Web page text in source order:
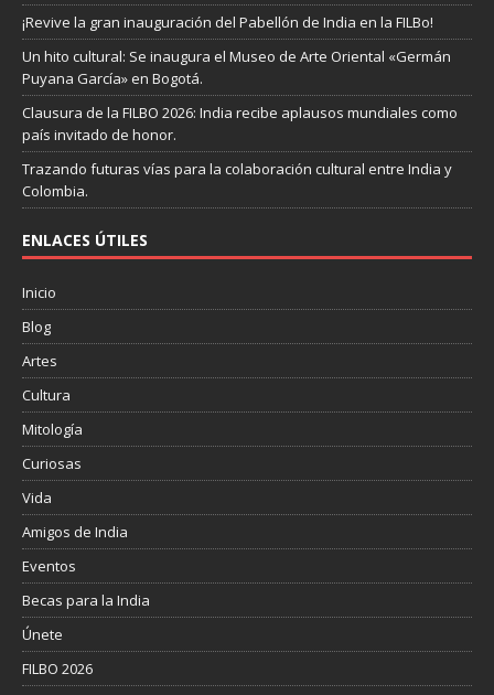
¡Revive la gran inauguración del Pabellón de India en la FILBo!
Un hito cultural: Se inaugura el Museo de Arte Oriental «Germán
Puyana García» en Bogotá.
Clausura de la FILBO 2026: India recibe aplausos mundiales como
país invitado de honor.
Trazando futuras vías para la colaboración cultural entre India y
Colombia.
ENLACES ÚTILES
Inicio
Blog
Artes
Cultura
Mitología
Curiosas
Vida
Amigos de India
Eventos
Becas para la India
Únete
FILBO 2026